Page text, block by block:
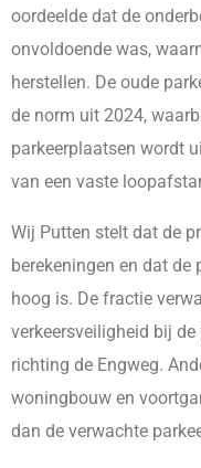
oordeelde dat de
onvoldoende was,
herstellen. De oude
de norm uit 2024,
parkeerplaatsen wordt
van een vaste
Wij Putten stelt dat de
berekeningen en dat de
hoog is. De fractie
verkeersveiligheid bij
richting de Engweg.
woningbouw en
dan de verwachte